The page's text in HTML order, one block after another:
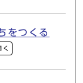
をつくる
く